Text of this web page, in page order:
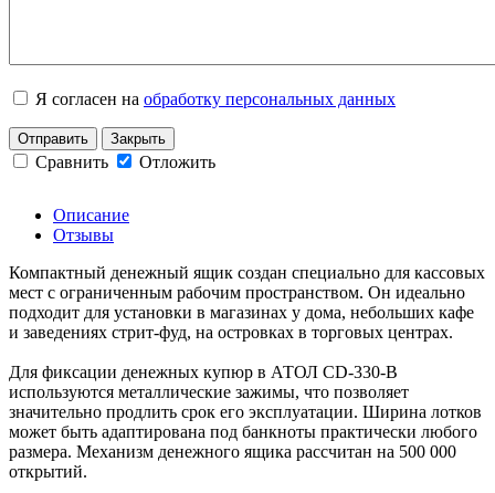
Я согласен на обработку персональных данных
Отправить Закрыть
Сравнить Отложить
Описание
Отзывы
Компактный денежный ящик создан специально для кассовых
мест с ограниченным рабочим пространством. Он идеально
подходит для установки в магазинах у дома, небольших кафе
и заведениях стрит-фуд, на островках в торговых центрах.
Для фиксации денежных купюр в АТОЛ CD-330-В
используются металлические зажимы, что позволяет
значительно продлить срок его эксплуатации. Ширина лотков
может быть адаптирована под банкноты практически любого
размера. Механизм денежного ящика рассчитан на 500 000
открытий.